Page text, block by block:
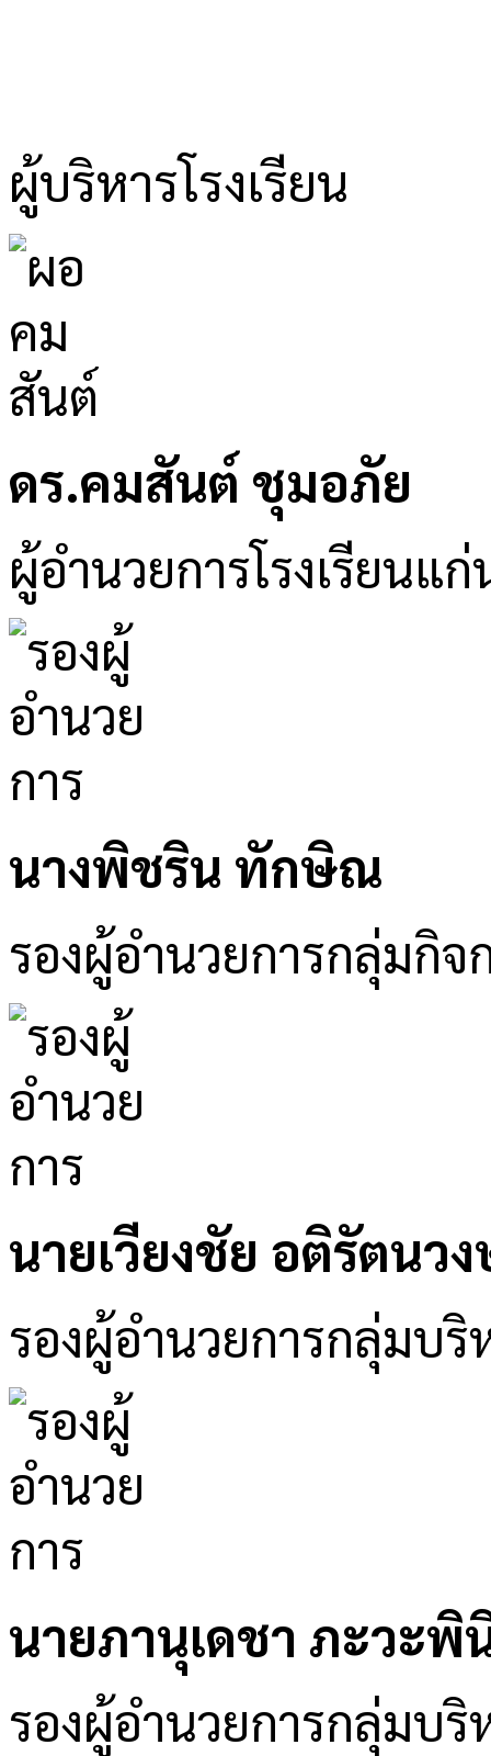
ผู้บริหารโรงเรียน
ดร.คมสันต์ ชุมอภัย
ผู้อำนวยการโรงเรียนแ
นางพิชริน ทักษิณ
รองผู้อำนวยการกลุ่มกิจ
นายเวียงชัย อติรัตนว
รองผู้อำนวยการกลุ่มบริ
นายภานุเดชา ภะวะพิ
รองผู้อำนวยการกลุ่มบริ